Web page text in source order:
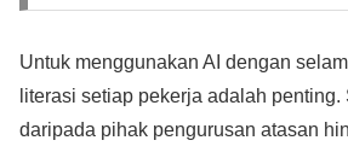
Untuk menggunakan AI dengan
literasi setiap pekerja adalah penting.
daripada pihak pengurusan atasan